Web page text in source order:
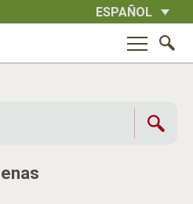
ESPAÑOL